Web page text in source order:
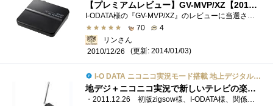
【プレミアムレビュー】GV-MVP/XZ【2014/01/03更新】
I-ODATA様の『GV-MVP/XZ』のレビューに当選させて頂きました。 I-ODATAハードウェアトランスコード搭載地上・BS・110度CSデジタル対応TVキャプチャBOXUSBG...
70
4
リンさん
2010/12/26
(更新: 2014/01/03)
I-O DATA ニコニコ実況モード搭載 地上デジタル放送対応TVキャプチャー GV-TV100
地デジ＋ニコニコ実況で新しいテレビの楽しみ方、ただし高性能パソコンに限ります
・2011.12.26 初版zigsow様、I-ODATA様、関係者の皆様、zigsowでいつもココロ熱くなるフォローしてくれるおものだちのみなさま、コメント投稿してくだ...